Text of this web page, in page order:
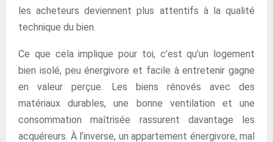
les acheteurs deviennent plus attentifs à la qualité
technique du bien.
Ce que cela implique pour toi, c’est qu’un logement
bien isolé, peu énergivore et facile à entretenir gagne
en valeur perçue. Les biens rénovés avec des
matériaux durables, une bonne ventilation et une
consommation maîtrisée rassurent davantage les
acquéreurs. À l’inverse, un appartement énergivore, mal